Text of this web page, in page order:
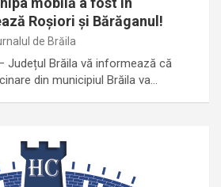
Roșiori și Bărăganul!
de Brăila
Județul Brăila vă informează că
din municipiul Brăila va…